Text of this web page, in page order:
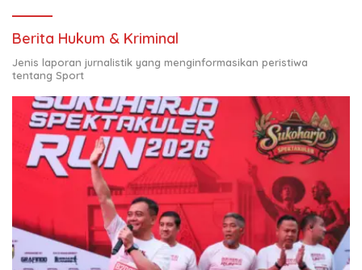
Berita Hukum & Kriminal
Jenis laporan jurnalistik yang menginformasikan peristiwa
tentang Sport